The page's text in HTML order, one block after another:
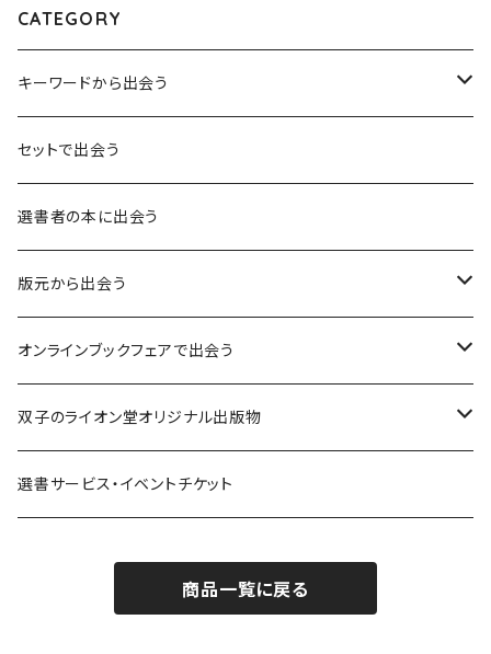
CATEGORY
キーワードから出会う
言葉：思考の種となるもの
異界：日常から離れた視点
意志：自ら進む力
解体：固定観念を壊す
熱源：情熱を呼び起こす
共鳴：他者や世界とつながる
記憶：過去と向き合う
セットで出会う
選書者の本に出会う
版元から出会う
荒蝦夷フェア
クオン
寿郎社
オンラインブックフェアで出会う
本屋発の文芸誌『しししし』フェア！！
韓国文学フェア！！
ZINE・同人誌フェア！！（2023年11月）
双子のライオン堂オリジナル出版物
書籍
選書サービス・イベントチケット
商品一覧に戻る